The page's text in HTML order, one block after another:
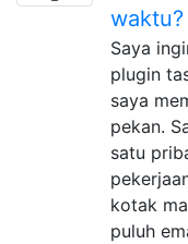
waktu?
Saya
plugin
saya
pekan.
satu
kotak
puluh